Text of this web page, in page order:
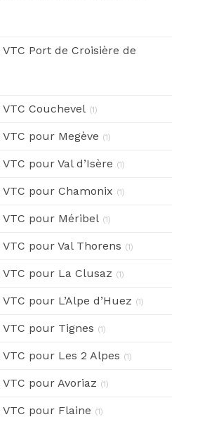
Port de Croisière de
Couchevel (1)
pour Megève (1)
pour Val d’Isère (1)
pour Chamonix (1)
pour Méribel (1)
pour Val Thorens (1)
pour La Clusaz (1)
pour L’Alpe d’Huez (1)
pour Tignes (1)
pour Les 2 Alpes (1)
pour Avoriaz (1)
pour Flaine (1)